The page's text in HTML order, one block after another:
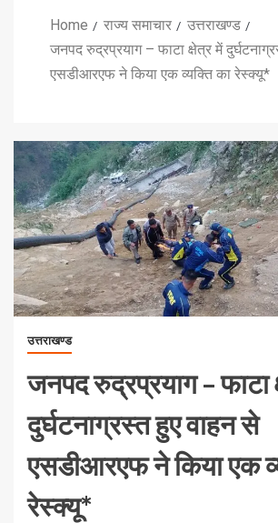
Home राज्य समाचार
उत्तराखण्ड
जनपद रुद्रप्रयाग – फाटा क्षेत्र में
एसडीआरएफ ने किया एक व्यक्ति का रेस्क्यू*
उत्तराखण्ड
जनपद रुद्रप्रयाग – फाटा
दुर्घटनाग्रस्त हुए वाहन से
एसडीआरएफ ने किया एक
रेस्क्यू*